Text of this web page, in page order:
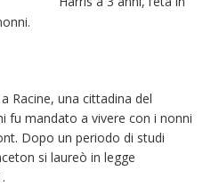
Racine, una cittadina del
fu mandato a vivere con i nonni
Dopo un periodo di studi
si laureò in legge